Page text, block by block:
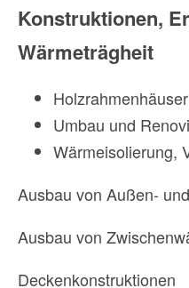
Konstruktionen,
Wärmeträgheit
Holzrahmenhäuser
Umbau und
Wärmeisolierung,
Ausbau von Außen-
Ausbau von
Deckenkonstruktionen